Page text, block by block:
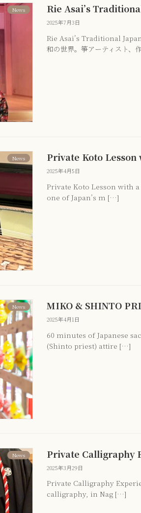
News Rie Asai’s
2025年7月3日
Rie Asai’s Traditional
和の世界。箏アーティスト、
News Private Koto
2025年4月5日
Private Koto Lesson with
one of Japan’s m […]
News MIKO & SHINTO
2025年4月1日
60 minutes of Japanese
(Shinto priest) attire […]
News Private Calligraphy
2025年3月29日
Private Calligraphy
calligraphy, in Nag […]